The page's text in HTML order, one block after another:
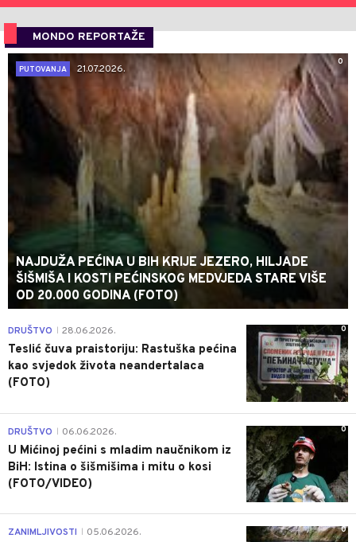
MONDO REPORTAŽE
0
PUTOVANJA
21.07.2026.
NAJDUŽA PEĆINA U BIH KRIJE JEZERO, HILJADE
ŠIŠMIŠA I KOSTI PEĆINSKOG MEDVJEDA STARE VIŠE
OD 20.000 GODINA (FOTO)
0
DRUŠTVO 28.06.2026.
Teslić čuva praistoriju: Rastuška pećina
kao svjedok života neandertalaca
(FOTO)
0
DRUŠTVO 06.06.2026.
U Mićinoj pećini s mladim naučnikom iz
BiH: Istina o šišmišima i mitu o kosi
(FOTO/VIDEO)
0
ZANIMLJIVOSTI 05.06.2026.